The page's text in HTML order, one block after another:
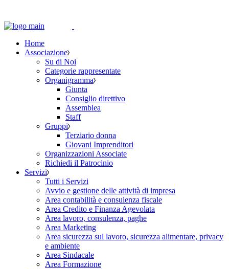
Home
Associazione
Su di Noi
Categorie rappresentate
Organigramma
Giunta
Consiglio direttivo
Assemblea
Staff
Gruppi
Terziario donna
Giovani Imprenditori
Organizzazioni Associate
Richiedi il Patrocinio
Servizi
Tutti i Servizi
Avvio e gestione delle attività di impresa
Area contabilità e consulenza fiscale
Area Credito e Finanza Agevolata
Area lavoro, consulenza, paghe
Area Marketing
Area sicurezza sul lavoro, sicurezza alimentare, privacy
e ambiente
Area Sindacale
Area Formazione